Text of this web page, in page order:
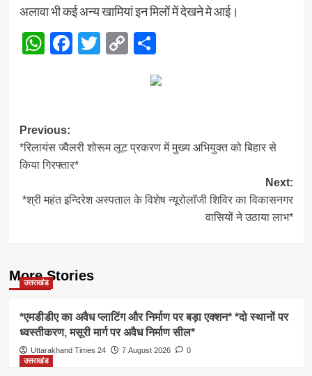
अलावा भी कई अन्य खामियां इन मिलों में देखने मे आई।
WhatsApp
Facebook
Twitter
CopyShare
Post
navigation
Previous:
*रिलायंस ज्वैलरी शोरूम लूट प्रकरण में मुख्य अभियुक्त को बिहार से
किया गिरफ्तार*
Next:
*श्री महंत इन्दिरेश अस्पताल के विशेष न्यूरोलाॅजी शिविर का विकासनगर
वासियों ने उठाया लाभ*
More Stories
उत्तराखंड
*एमडीडीए का अवैध प्लाटिंग और निर्माण पर बड़ा एक्शन* *दो स्थानों पर
ध्वस्तीकरण, मसूरी मार्ग पर अवैध निर्माण सील*
Uttarakhand Times 24 7 August 2026
0
उत्तराखंड